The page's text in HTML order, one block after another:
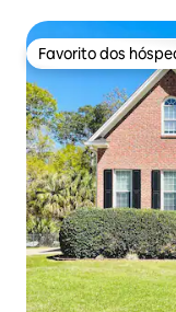
Favorito dos
Favorito dos